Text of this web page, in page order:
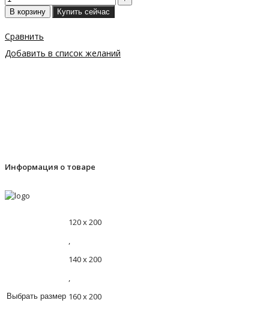
В корзину Купить сейчас
Сравнить
Добавить в список желаний
Информация о товаре
Выбрать размер
120 х 200
,
140 х 200
,
160 х 200